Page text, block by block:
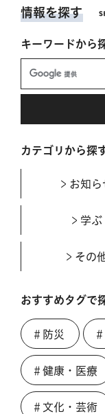
情報を探す
キーワードから
カテゴリから探
お知ら
学ぶ
その
おすすめタグで
＃防災
＃健康・医療
＃文化・芸術